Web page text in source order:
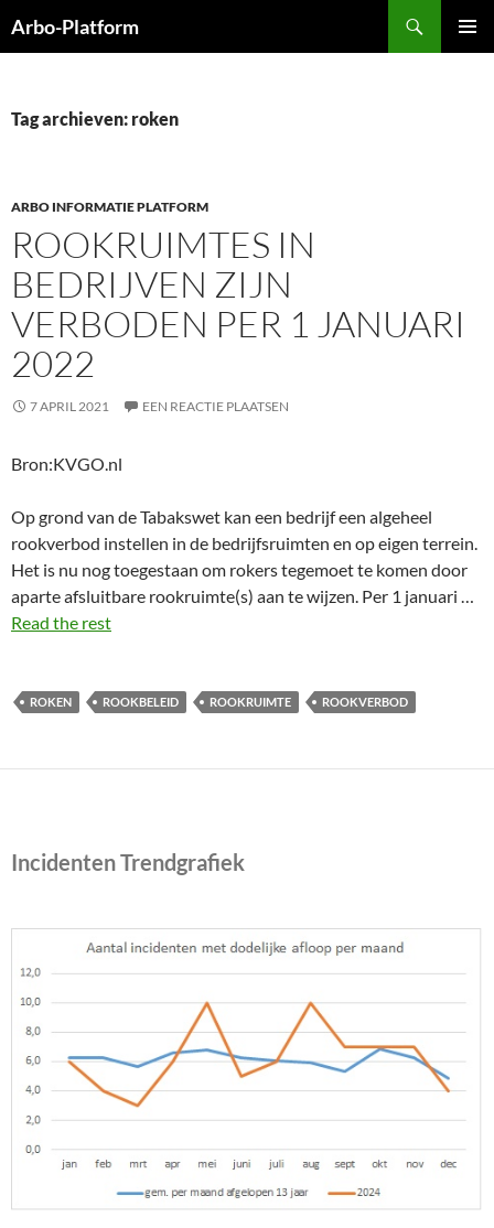
naar
Arbo-Platform
Tag archieven: roken
ARBO INFORMATIE PLATFORM
ROOKRUIMTES IN
BEDRIJVEN ZIJN
VERBODEN PER 1 JANUARI
2022
7 APRIL 2021 EEN REACTIE PLAATSEN
Bron:KVGO.nl
Op grond van de Tabakswet kan een bedrijf een algeheel
rookverbod instellen in de bedrijfsruimten en op eigen terrein.
Het is nu nog toegestaan om rokers tegemoet te komen door
aparte afsluitbare rookruimte(s) aan te wijzen. Per 1 januari …
Read the rest
ROKEN ROOKBELEID ROOKRUIMTE ROOKVERBOD
Incidenten Trendgrafiek